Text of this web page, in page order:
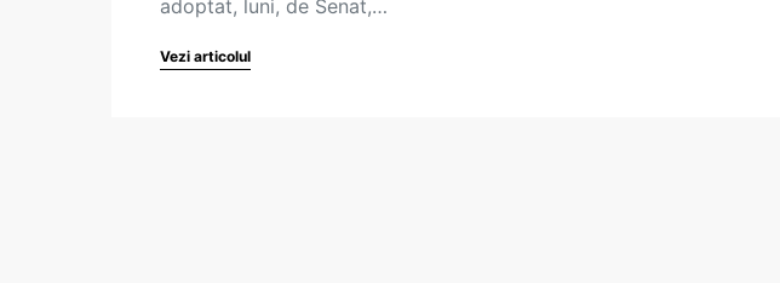
adoptat, luni, de Senat,…
Vezi articolul